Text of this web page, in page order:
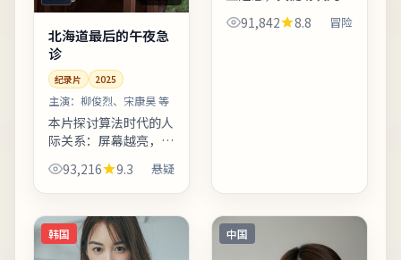
北海道最后的午夜急
诊
纪录片 2025
主演： 柳俊烈、宋康昊 等
本片探讨算法时代的人
际关系：屏幕越亮，误
解越深。配乐以低频弦
乐打底，高潮段落改用
有后劲。适合晚间完整
观看，配合大屏与环绕
声更...
93,216 9.3 悬疑
依赖环境音推动情绪。
影片引用多处民俗与节
91,842 8.8 冒险
韩国 中国